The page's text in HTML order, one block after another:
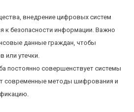
внедрение цифровых систем
к безопасности информации. Важно
данные граждан, чтобы
или утечки.
постоянно совершенствует системы
современные методы шифрования и